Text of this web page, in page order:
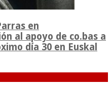
en
al apoyo de co.bas a
día 30 en Euskal